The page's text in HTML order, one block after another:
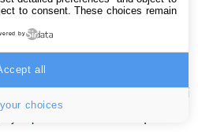
Enabler vous offre un tout
pour votre smartphone :
aucune limite d’opérateur
vous permet ainsi
de votre smartphone
to consent. These choices remain
by
choices
all